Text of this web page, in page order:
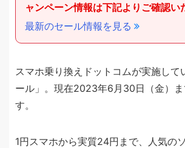
ャンペーン情報は下記よりご確認い
最新のセール情報を見る
スマホ乗り換えドットコムが実施して
ール」。現在2023年6月30日（金）ま
す。
1円スマホから実質24円まで、人気の